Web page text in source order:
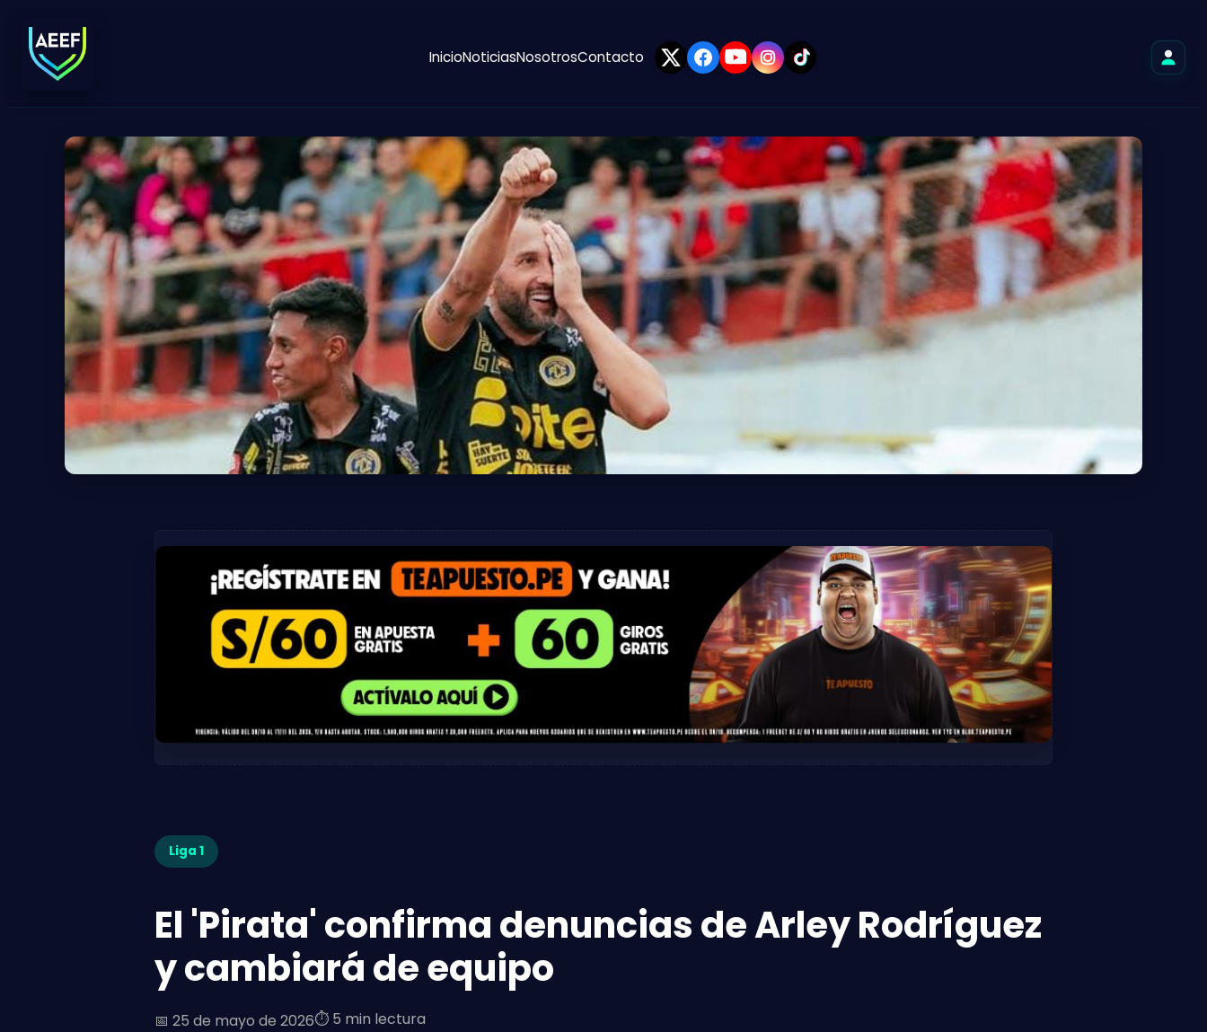
InicioNoticiasNosotrosContacto
Liga 1
El 'Pirata' confirma denuncias de Arley Rodríguez
y cambiará de equipo
📅 25 de mayo de 2026⏱️ 5 min lectura